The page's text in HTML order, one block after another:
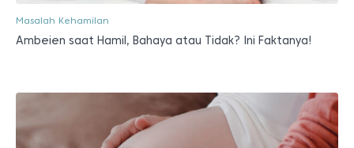
Masalah Kehamilan
Ambeien saat Hamil, Bahaya atau Tidak? Ini Faktanya!